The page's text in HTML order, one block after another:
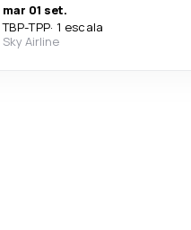
mar 01 set.
TBP-TPP· 1 escala
Sky Airline